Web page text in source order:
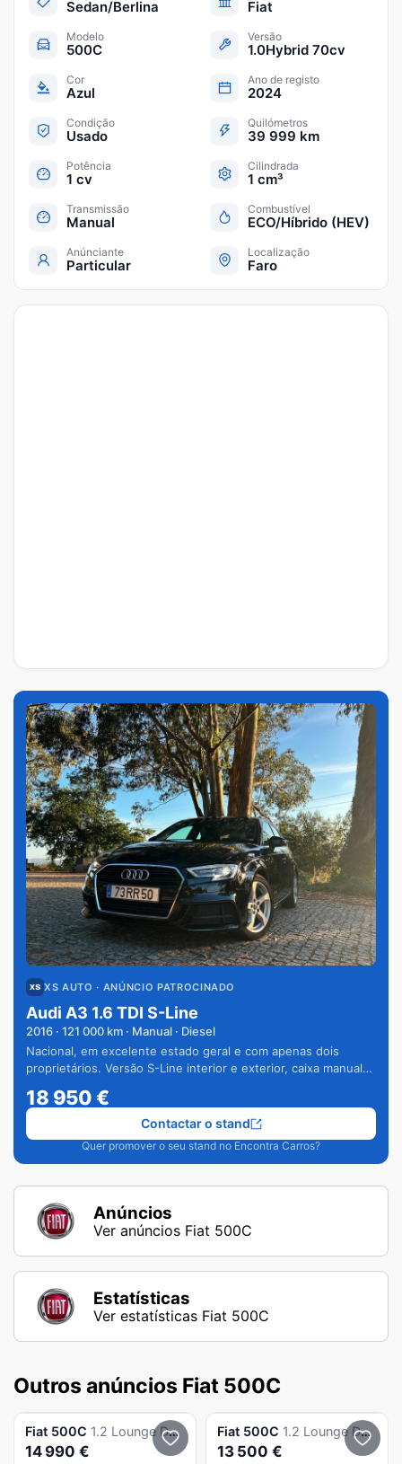
Sedan/Berlina Fiat
Modelo
500C
Versão
1.0Hybrid 70cv
Cor
Azul
Ano de registo
2024
Condição
Usado
Quilómetros
39 999 km
Potência
1 cv
Cilindrada
1 cm³
Transmissão
Manual
Combustível
ECO/Híbrido (HEV)
Anúnciante
Particular
Localização
Faro
XS AUTO · ANÚNCIO PATROCINADO
Audi A3 1.6 TDI S-Line
2016 · 121 000 km · Manual · Diesel
Nacional, em excelente estado geral e com apenas dois
proprietários. Versão S-Line interior e exterior, caixa manual
18 950€
Quer promover o seu stand no Encontra Carros?
Contactar o stand
Anúncios
Ver anúncios Fiat 500C
Estatísticas
Ver estatísticas Fiat 500C
Outros anúncios Fiat 500C
Fiat 500C 1.2 Lounge Dualogic S&S
14 990 €
Fiat 500C 1.2 Lounge Dualogic S&S
13 500 €